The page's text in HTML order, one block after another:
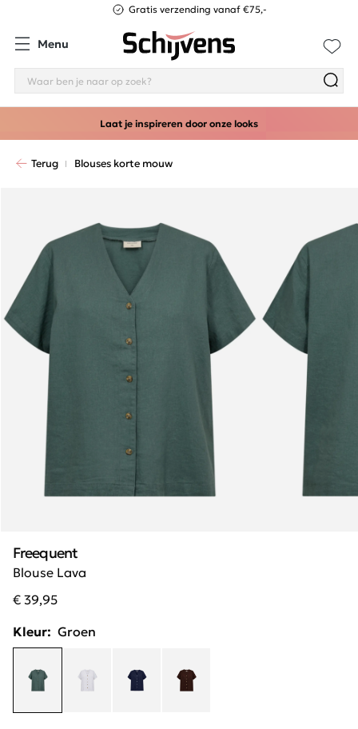
Gratis verzending vanaf €75,-
Menu
Laat je inspireren door onze looks
Terug Blouses korte mouw
Blouse Lava
Freequent
€ 39,95
Kleur: Groen